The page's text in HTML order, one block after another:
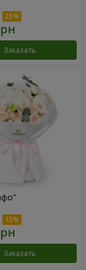
Заказать
Заказать